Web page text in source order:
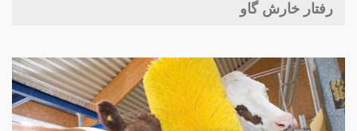
رفتار خارش گاو